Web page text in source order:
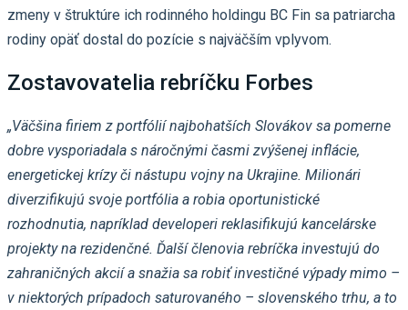
zmeny v štruktúre ich rodinného holdingu BC Fin sa patriarcha
rodiny opäť dostal do pozície s najväčším vplyvom.
Zostavovatelia rebríčku Forbes
„Väčšina firiem z portfólií najbohatších Slovákov sa pomerne
dobre vysporiadala s náročnými časmi zvýšenej inflácie,
energetickej krízy či nástupu vojny na Ukrajine. Milionári
diverzifikujú svoje portfólia a robia oportunistické
rozhodnutia, napríklad developeri reklasifikujú kancelárske
projekty na rezidenčné. Ďalší členovia rebríčka investujú do
zahraničných akcií a snažia sa robiť investičné výpady mimo –
v niektorých prípadoch saturovaného – slovenského trhu, a to